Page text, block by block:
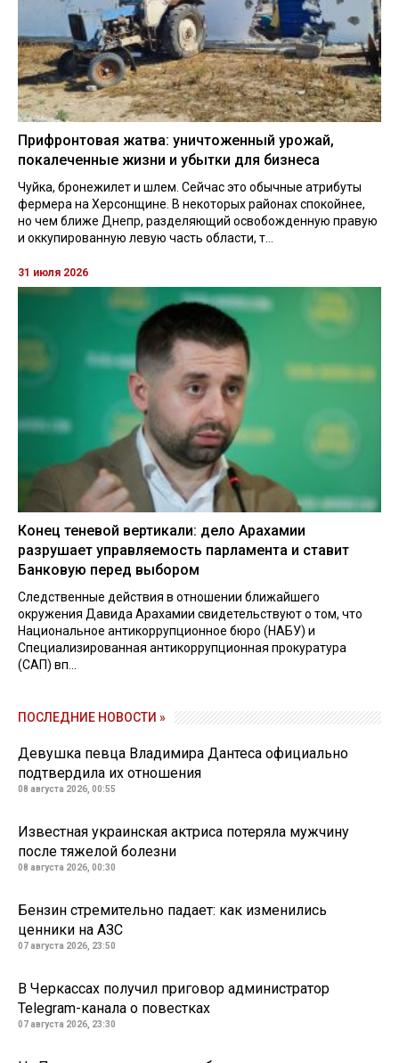
Прифронтовая жатва: уничтоженный урожай,
покалеченные жизни и убытки для бизнеса
Чуйка, бронежилет и шлем. Сейчас это обычные атрибуты
фермера на Херсонщине. В некоторых районах спокойнее,
но чем ближе Днепр, разделяющий освобожденную правую
и оккупированную левую часть области, т...
31 июля 2026
Конец теневой вертикали: дело Арахамии
разрушает управляемость парламента и ставит
Банковую перед выбором
Следственные действия в отношении ближайшего
окружения Давида Арахамии свидетельствуют о том, что
Национальное антикоррупционное бюро (НАБУ) и
Специализированная антикоррупционная прокуратура
(САП) вп...
ПОСЛЕДНИЕ НОВОСТИ »
Девушка певца Владимира Дантеса официально
подтвердила их отношения
08 августа 2026, 00:55
Известная украинская актриса потеряла мужчину
после тяжелой болезни
08 августа 2026, 00:30
Бензин стремительно падает: как изменились
ценники на АЗС
07 августа 2026, 23:50
В Черкассах получил приговор администратор
Telegram-канала о повестках
07 августа 2026, 23:30